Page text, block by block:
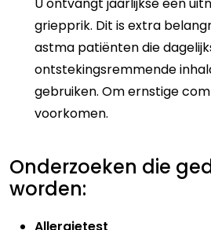
U ontvangt jaarlijkse een
griepprik. Dit is extra
astma patiënten die
ontstekingsremmende
gebruiken. Om ernstige
voorkomen.
Onderzoeken die
worden: